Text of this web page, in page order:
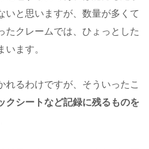
いと思いますが、数量が多くて
たクレームでは、ひょっとした
います。
れるわけですが、そういったこ
クシートなど記録に残るものを